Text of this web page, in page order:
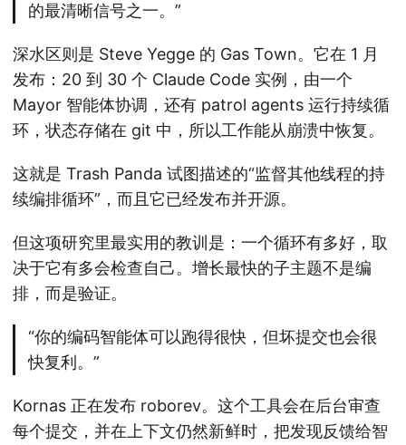
的最清晰信号之一。”
深水区则是 Steve Yegge 的 Gas Town。它在 1 月
发布：20 到 30 个 Claude Code 实例，由一个
Mayor 智能体协调，还有 patrol agents 运行持续循
环，状态存储在 git 中，所以工作能从崩溃中恢复。
这就是 Trash Panda 试图描述的“监督其他线程的持
续编排循环”，而且它已经发布并开源。
但这项研究里最实用的教训是：一个循环有多好，取
决于它有多会检查自己。增长最快的子主题不是编
排，而是验证。
“你的编码智能体可以跑得很快，但坏提交也会很
快复利。”
Kornas 正在发布 roborev。这个工具会在后台审查
每个提交，并在上下文仍然新鲜时，把发现反馈给智